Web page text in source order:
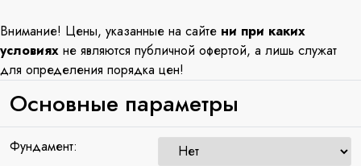
Внимание! Цены, указанные на сайте ни при каких
условиях не являются публичной офертой, а лишь служат
для определения порядка цен!
Основные параметры
Фундамент: